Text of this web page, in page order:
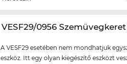
‌VESF29/0956 Szemüvegkeret
A VESF29 esetében nem mondhatjuk
eszköz. Itt egy olyan kiegészítő eszközt